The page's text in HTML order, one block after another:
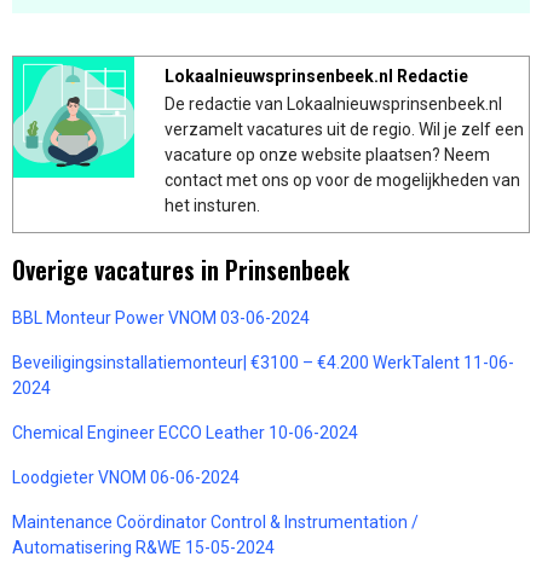
Lokaalnieuwsprinsenbeek.nl Redactie
De redactie van Lokaalnieuwsprinsenbeek.nl
verzamelt vacatures uit de regio. Wil je zelf een
vacature op onze website plaatsen? Neem
contact met ons op voor de mogelijkheden van
het insturen.
Overige vacatures in Prinsenbeek
BBL Monteur Power VNOM 03-06-2024
Beveiligingsinstallatiemonteur| €3100 – €4.200 WerkTalent 11-06-
2024
Chemical Engineer ECCO Leather 10-06-2024
Loodgieter VNOM 06-06-2024
Maintenance Coördinator Control & Instrumentation /
Automatisering R&WE 15-05-2024